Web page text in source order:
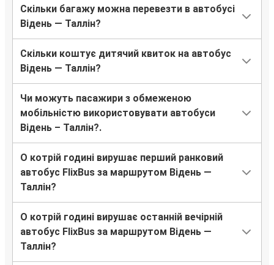
Скільки багажу можна перевезти в автобусі
Відень — Таллін?
Скільки коштує дитячий квиток на автобус
Відень — Таллін?
Чи можуть пасажири з обмеженою
мобільністю використовувати автобуси
Відень – Таллін?.
О котрій годині вирушає перший ранковий
автобус FlixBus за маршрутом Відень —
Таллін?
О котрій годині вирушає останній вечірній
автобус FlixBus за маршрутом Відень —
Таллін?